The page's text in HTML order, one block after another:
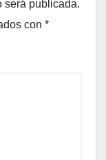
será publicada.
con *